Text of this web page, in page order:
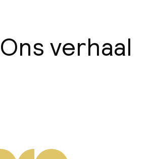
Ons verhaal